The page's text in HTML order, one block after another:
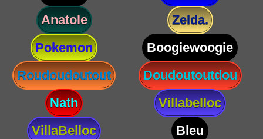
Anatole
Zelda.
Pokemon
Boogiewoogie
Roudoudoutout
Doudoutoutdou
Nath
Villabelloc
VillaBelloc
Bleu